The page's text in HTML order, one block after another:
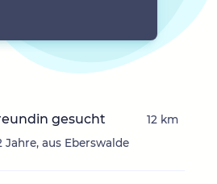
gesucht
Jahre, aus Eberswalde
12 km